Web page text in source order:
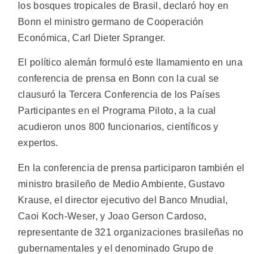
los bosques tropicales de Brasil, declaró hoy en
Bonn el ministro germano de Cooperación
Económica, Carl Dieter Spranger.
El político alemán formuló este llamamiento en una
conferencia de prensa en Bonn con la cual se
clausuró la Tercera Conferencia de los Países
Participantes en el Programa Piloto, a la cual
acudieron unos 800 funcionarios, científicos y
expertos.
En la conferencia de prensa participaron también el
ministro brasileño de Medio Ambiente, Gustavo
Krause, el director ejecutivo del Banco Mnudial,
Caoi Koch-Weser, y Joao Gerson Cardoso,
representante de 321 organizaciones brasileñas no
gubernamentales y el denominado Grupo de